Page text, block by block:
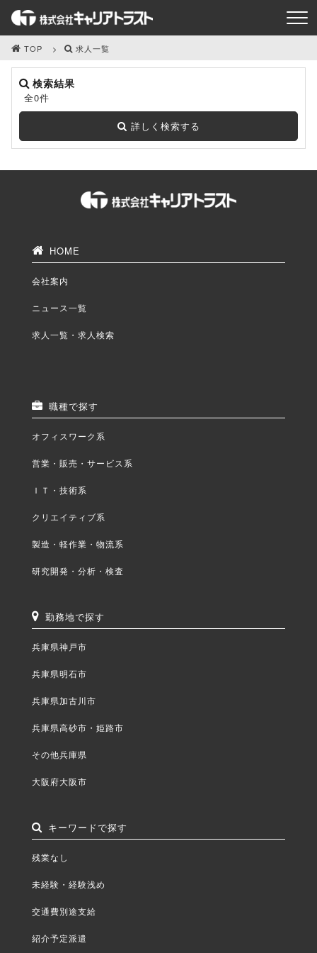
TOP 求人一覧
検索結果
全0件
詳しく検索する
HOME
会社案内
ニュース一覧
求人一覧・求人検索
職種で探す
オフィスワーク系
営業・販売・サービス系
ＩＴ・技術系
クリエイティブ系
製造・軽作業・物流系
研究開発・分析・検査
勤務地で探す
兵庫県神戸市
兵庫県明石市
兵庫県加古川市
兵庫県高砂市・姫路市
その他兵庫県
大阪府大阪市
キーワードで探す
残業なし
未経験・経験浅め
交通費別途支給
紹介予定派遣